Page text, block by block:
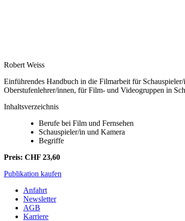
Robert Weiss
Einführendes Handbuch in die Filmarbeit für
Oberstufenlehrer/innen, für Film- und Videogruppen in
Inhaltsverzeichnis
Berufe bei Film und Fernsehen
Schauspieler/in und Kamera
Begriffe
Preis: CHF 23,60
Publikation kaufen
Anfahrt
Newsletter
AGB
Karriere